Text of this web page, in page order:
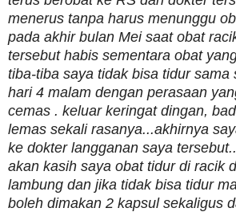
menerus tanpa harus menunggu
pada akhir bulan Mei saat obat
tersebut habis sementara obat
tiba-tiba saya tidak bisa tidur sama
hari 4 malam dengan perasaan
cemas . keluar keringat dingan,
lemas sekali rasanya...akhirnya
ke dokter langganan saya
akan kasih saya obat tidur di racik
lambung dan jika tidak bisa tidur
boleh dimakan 2 kapsul sekaligus